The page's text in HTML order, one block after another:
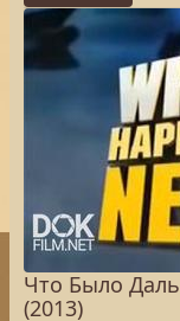
Что Было
(2013)